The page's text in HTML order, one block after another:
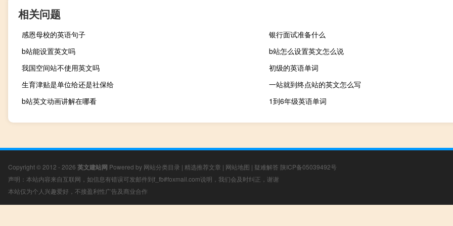
相关问题
感恩母校的英语句子
银行面试准备什么
b站能设置英文吗
b站怎么设置英文怎么说
我国空间站不使用英文吗
初级的英语单词
生育津贴是单位给还是社保给
一站就到终点站的英文怎么写
b站英文动画讲解在哪看
1到6年级英语单词
Copyright © 2012 - 2026 英文建站网 Powered by 网站分类目录 | 精选推荐文章 | 网站地图 | 疑难解答 陕ICP备05039492号
声明：本站内容来自互联网，如信息有错误可发邮件到f_fb#foxmail.com说明，我们会及时纠正，谢谢
本站仅为个人兴趣爱好，不接盈利性广告及商业合作